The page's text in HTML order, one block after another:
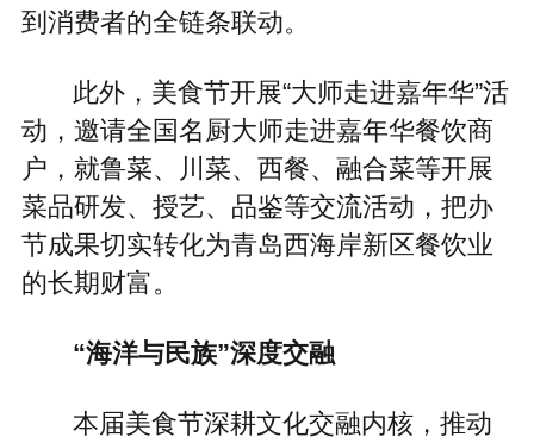
到消费者的全链条联动。
此外，美食节开展“大师走进嘉年华”活
动，邀请全国名厨大师走进嘉年华餐饮商
户，就鲁菜、川菜、西餐、融合菜等开展
菜品研发、授艺、品鉴等交流活动，把办
节成果切实转化为青岛西海岸新区餐饮业
的长期财富。
“海洋与民族”深度交融
本届美食节深耕文化交融内核，推动